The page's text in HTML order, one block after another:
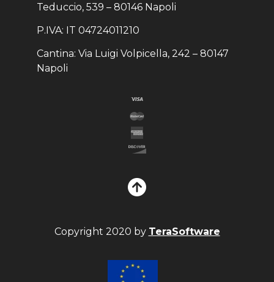
Teduccio, 539 – 80146 Napoli
P.IVA: IT 04724011210
Cantina: Via Luigi Volpicella, 242 – 80147
Napoli
Copyright 2020 by TeraSoftware